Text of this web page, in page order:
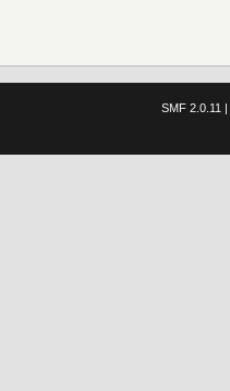
SMF 2.0.11